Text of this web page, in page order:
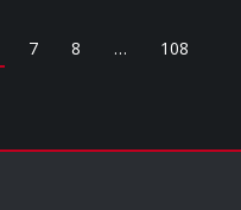
7 8 …
108